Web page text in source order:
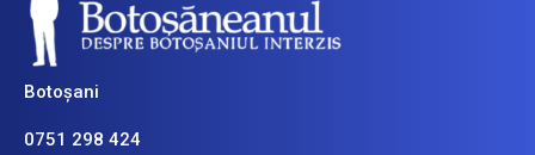
Botoșani
0751 298 424